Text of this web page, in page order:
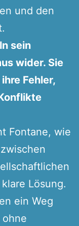
und den
sein
wider. Sie
Fehler,
Fontane, wie
Lösung.
ein Weg